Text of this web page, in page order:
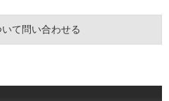
て問い合わせる